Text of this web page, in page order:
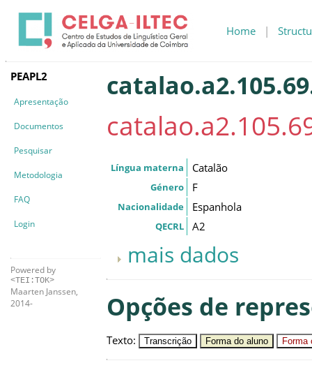
Home |
PEAPL2
Apresentação
Documentos
Pesquisar
Metodologia
FAQ
Login
Powered by
<TEI:TOK>
Maarten Janssen,
2014-
Língua materna Catalão
Género F
Nacionalidade Espanhola
QECRL A2
mais dados
Opções de
Texto: Transcrição Forma do aluno Forma